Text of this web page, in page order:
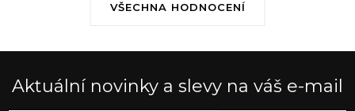
VŠECHNA HODNOCENÍ
Aktuální novinky a slevy na váš e-mail